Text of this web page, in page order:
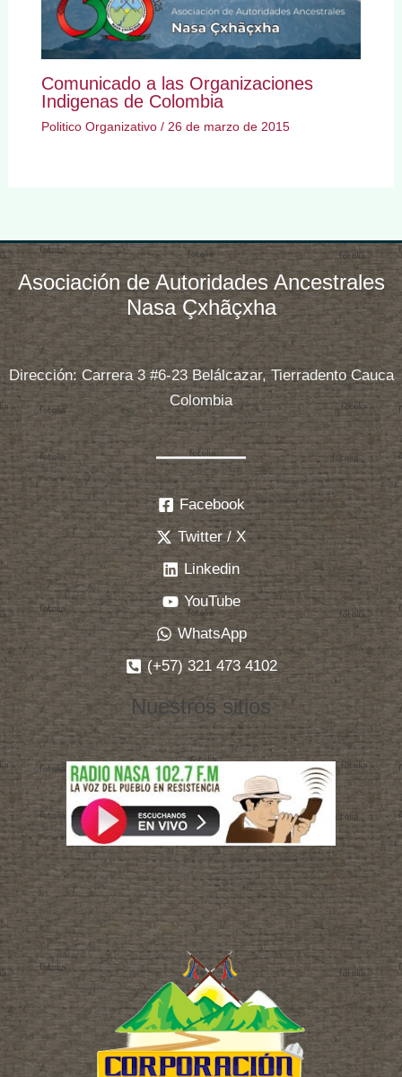
Comunicado a las Organizaciones
Indigenas de Colombia
Politico Organizativo/ 26 de marzo de 2015
Asociación de Autoridades Ancestrales
Nasa Çxhãçxha
Dirección: Carrera 3 #6-23 Belálcazar, Tierradento Cauca
Colombia
Facebook
Twitter / X
Linkedin
YouTube
WhatsApp
(+57) 321 473 4102
Nuestros sitios